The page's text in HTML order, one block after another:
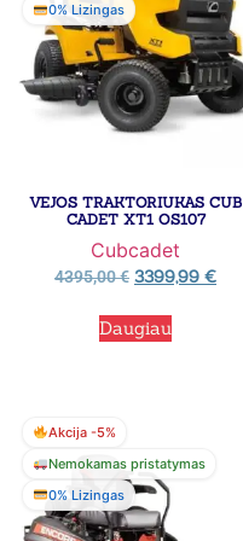
0% Lizingas
VEJOS TRAKTORIUKAS CUB
CADET XT1 OS107
Cubcadet
4395,00€ 3399,99 €
Daugiau
Akcija -5%
Nemokamas pristatymas
0% Lizingas